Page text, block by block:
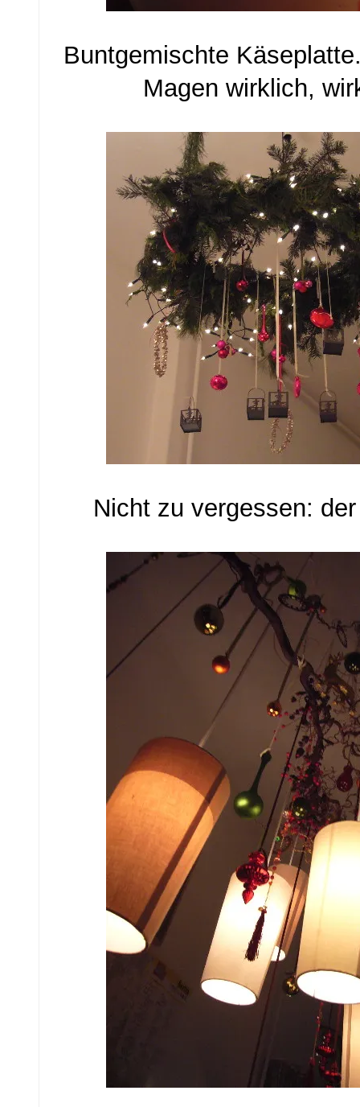
Buntgemischte
Magen wirklich,
Nicht zu vergessen: